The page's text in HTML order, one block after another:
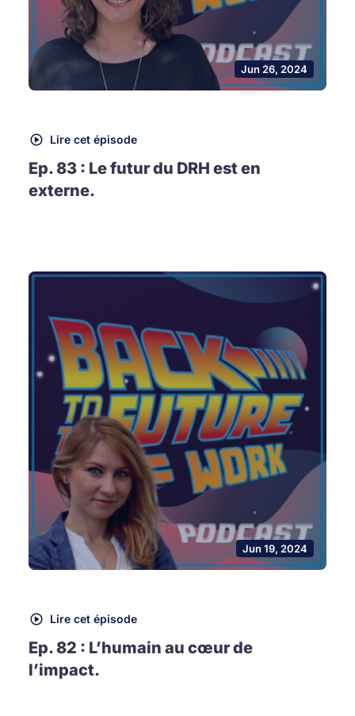
Jun 26, 2024
Lire cet épisode
Ep. 83 : Le futur du DRH est en
externe.
Jun 19, 2024
Lire cet épisode
Ep. 82 : L’humain au cœur de
l’impact.